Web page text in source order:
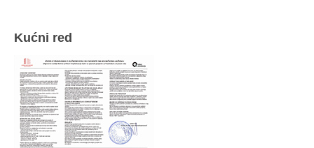
Kućni red